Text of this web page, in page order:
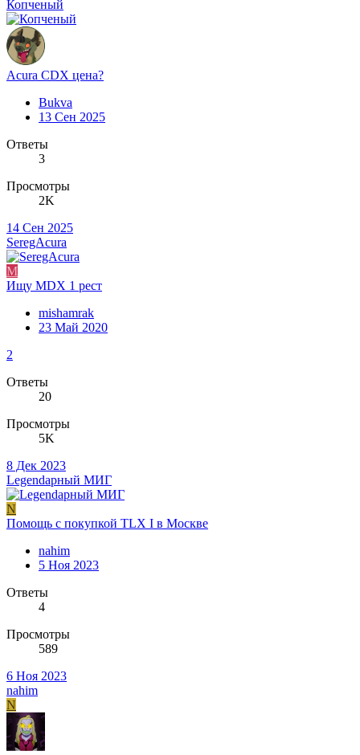
Копченый
Acura CDX цена?
Bukva
13 Сен 2025
Ответы
3
Просмотры
2K
14 Сен 2025
SeregAcura
M
Ищу MDX 1 рест
mishamrak
23 Май 2020
2
Ответы
20
Просмотры
5K
8 Дек 2023
Legendарный МИГ
N
Помощь с покупкой TLX I в Москве
nahim
5 Ноя 2023
Ответы
4
Просмотры
589
6 Ноя 2023
nahim
N